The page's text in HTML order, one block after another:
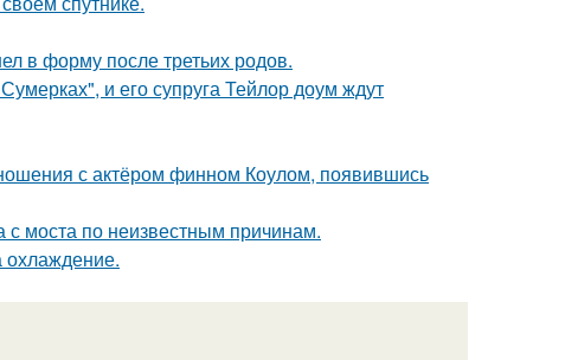
в форму после третьих родов.
и его супруга Тейлор доум ждут
с актёром финном Коулом, появившись
с моста по неизвестным причинам.
охлаждение.